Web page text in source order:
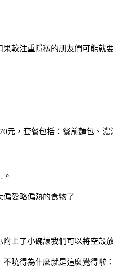
較注重隱私的朋友們可能就
，套餐包括：餐前麵包、濃
愛略偏熱的食物了...
上了小碗讓我們可以將空殼
曉得為什麼就是這麼覺得啦